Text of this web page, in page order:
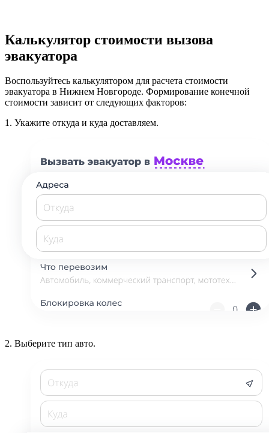
Калькулятор стоимости вызова
эвакуатора
Воспользуйтесь калькулятором для расчета стоимости
эвакуатора в Нижнем Новгороде. Формирование конечной
стоимости зависит от следующих факторов:
1. Укажите откуда и куда доставляем.
2. Выберите тип авто.